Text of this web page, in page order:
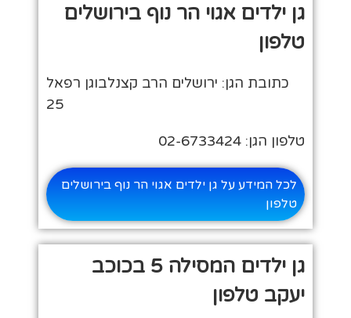
גן ילדים אגוי הר נוף בירושלים
טלפון
כתובת הגן: ירושלים הרב קצנלבוגן רפאל
25
טלפון הגן: 02-6733424
לכל המידע על גן ילדים אגוי הר נוף בירושלים
טלפון
גן ילדים המסילה 5 בכוכב
יעקב טלפון